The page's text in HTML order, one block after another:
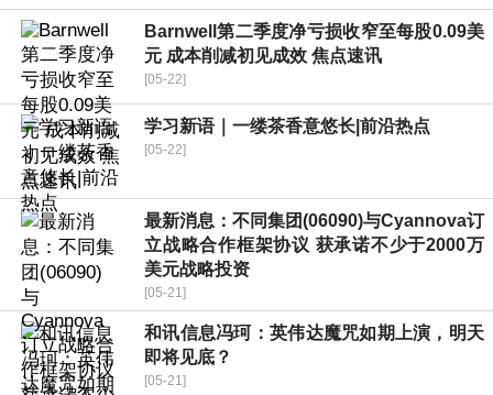
Barnwell第二季度净亏损收窄至每股0.09美
元 成本削减初见成效 焦点速讯
[05-22]
学习新语｜一缕茶香意悠长|前沿热点
[05-22]
最新消息：不同集团(06090)与Cyannova订
立战略合作框架协议 获承诺不少于2000万
美元战略投资
[05-21]
和讯信息冯珂：英伟达魔咒如期上演，明天
即将见底？
[05-21]